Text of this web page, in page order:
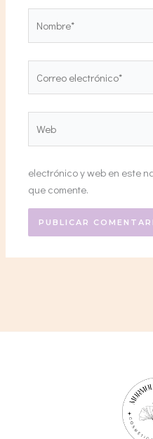
electrónico*
electrónico y web en este
que comente.